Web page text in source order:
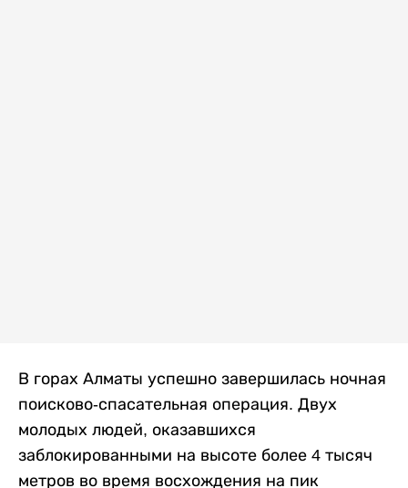
В горах Алматы успешно завершилась ночная
поисково-спасательная операция. Двух
молодых людей, оказавшихся
заблокированными на высоте более 4 тысяч
метров во время восхождения на пик